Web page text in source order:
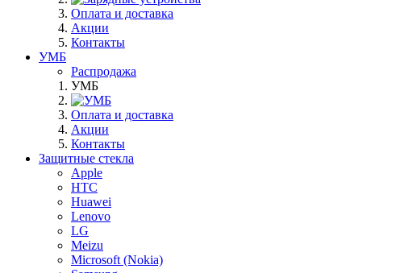
Оплата и доставка
Акции
Контакты
УМБ
Распродажа
УМБ
Оплата и доставка
Акции
Контакты
Защитные стекла
Apple
HTC
Huawei
Lenovo
LG
Meizu
Microsoft (Nokia)